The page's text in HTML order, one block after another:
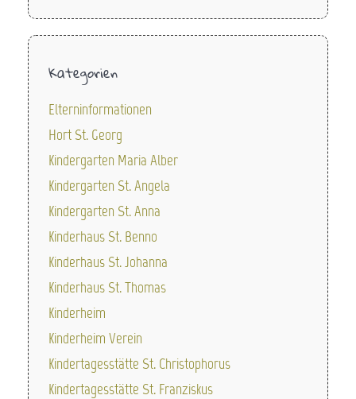
Kategorien
Elterninformationen
Hort St. Georg
Kindergarten Maria Alber
Kindergarten St. Angela
Kindergarten St. Anna
Kinderhaus St. Benno
Kinderhaus St. Johanna
Kinderhaus St. Thomas
Kinderheim
Kinderheim Verein
Kindertagesstätte St. Christophorus
Kindertagesstätte St. Franziskus